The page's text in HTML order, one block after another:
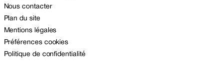
Nous contacter
Plan du site
Mentions légales
Préférences cookies
Politique de confidentialité